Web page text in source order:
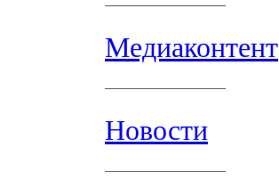
Медиаконтент
Новости